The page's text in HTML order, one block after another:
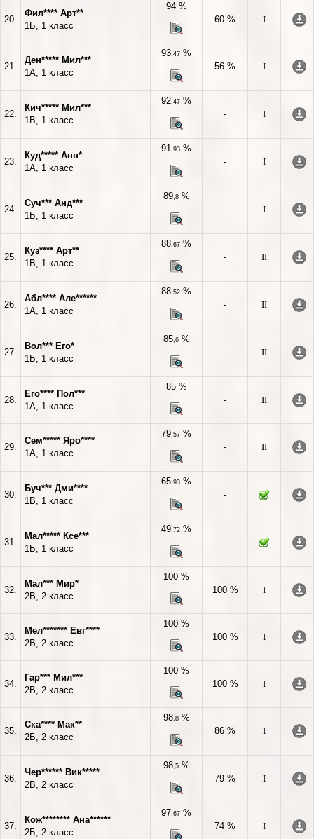
20.
Фил**** Арт**
1Б, 1 класс
94 %
60 %
I
21.
Ден***** Мил***
1А, 1 класс
93,47 %
56 %
I
22.
Кич***** Мил***
1В, 1 класс
92,47 %
-
I
23.
Куд***** Анн*
1А, 1 класс
91,93 %
-
I
24.
Суч*** Анд***
1Б, 1 класс
89,8%
-
I
25.
Куз**** Арт**
1В, 1 класс
88,67 %
-
II
26.
Абл**** Але******
1А, 1 класс
88,52 %
-
II
27.
Вол*** Его*
1Б, 1 класс
85,6%
-
II
28.
Его**** Пол***
1А, 1 класс
85 %
-
II
29.
Сем***** Яро****
1А, 1 класс
79,57 %
-
II
30.
Буч*** Дми****
1В, 1 класс
65,93 %
-
31.
Мал***** Ксе***
1Б, 1 класс
49,72 %
-
32.
Мал*** Мир*
2В, 2 класс
100 %
100 %
I
33.
Мел******* Евг****
2В, 2 класс
100 %
100 %
I
34.
Гар*** Мил***
2В, 2 класс
100 %
100 %
I
35.
Ска**** Мак**
2Б, 2 класс
98,8%
86 %
I
36.
Чер****** Вик*****
2В, 2 класс
98,5%
79 %
I
37.
Кож******** Ана******
2Б, 2 класс
97,67 %
74 %
I